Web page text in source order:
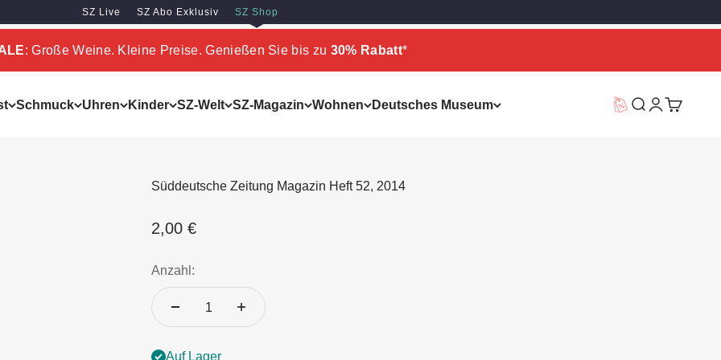
SZ Live SZ Abo Exklusiv SZ Shop
: Große Weine. Kleine Preise. Genießen Sie bis zu 30% Rabatt*
Schmuck Uhren Kinder SZ-Welt SZ-Magazin Wohnen Deutsches Museum Vorteilswelt
Suche
Süddeutsche Zeitung Magazin Heft 52, 2014
Angebot
2,00 €
Anzahl:
Auf Lager